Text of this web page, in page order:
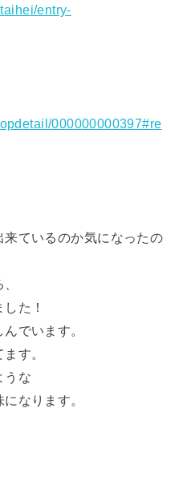
entry-
000000000397#re
ているのか気になったの
た！
でいます。
す。
うな
なります。